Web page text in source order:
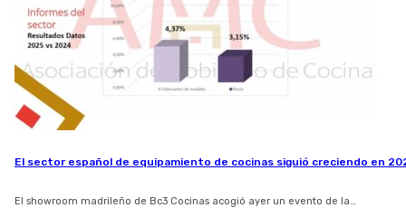
El sector español de equipamiento de cocinas siguió creciendo en
El showroom madrileño de Bc3 Cocinas acogió ayer un evento de la…